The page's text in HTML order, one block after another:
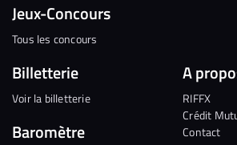
Jeux-Concours
Tous les concours
Billetterie
Voir la billetterie
Baromètre
A
RIFFX
Crédit
Contact